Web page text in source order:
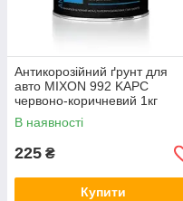
Антикорозійний ґрунт для
авто MIXON 992 KAPC
червоно-коричневий 1кг
В наявності
225 ₴
Купити